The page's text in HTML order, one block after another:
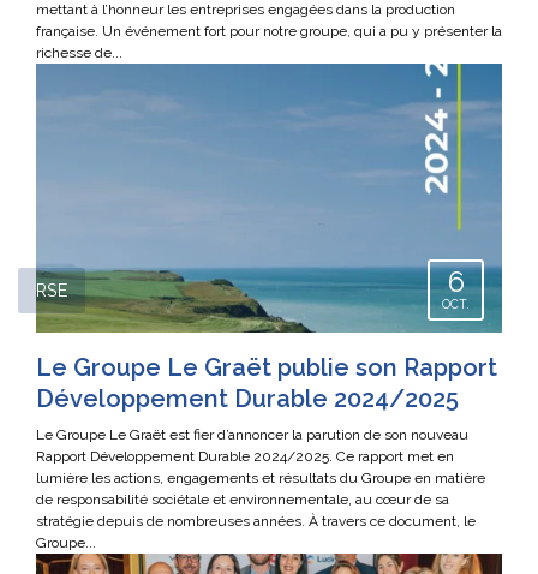
mettant à l’honneur les entreprises engagées dans la production
française. Un événement fort pour notre groupe, qui a pu y présenter la
richesse de...
RSE 6
OCT.
Le Groupe Le Graët publie son Rapport
Développement Durable 2024/2025
Le Groupe Le Graët est fier d’annoncer la parution de son nouveau
Rapport Développement Durable 2024/2025. Ce rapport met en
lumière les actions, engagements et résultats du Groupe en matière
de responsabilité sociétale et environnementale, au cœur de sa
stratégie depuis de nombreuses années. À travers ce document, le
Groupe...